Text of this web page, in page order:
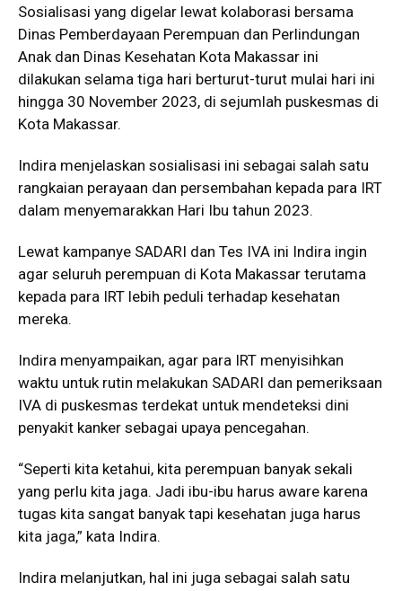
Sosialisasi yang digelar lewat kolaborasi bersama
Dinas Pemberdayaan Perempuan dan Perlindungan
Anak dan Dinas Kesehatan Kota Makassar ini
dilakukan selama tiga hari berturut-turut mulai hari ini
hingga 30 November 2023, di sejumlah puskesmas di
Kota Makassar.
Indira menjelaskan sosialisasi ini sebagai salah satu
rangkaian perayaan dan persembahan kepada para IRT
dalam menyemarakkan Hari Ibu tahun 2023.
Lewat kampanye SADARI dan Tes IVA ini Indira ingin
agar seluruh perempuan di Kota Makassar terutama
kepada para IRT lebih peduli terhadap kesehatan
mereka.
Indira menyampaikan, agar para IRT menyisihkan
waktu untuk rutin melakukan SADARI dan pemeriksaan
IVA di puskesmas terdekat untuk mendeteksi dini
penyakit kanker sebagai upaya pencegahan.
“Seperti kita ketahui, kita perempuan banyak sekali
yang perlu kita jaga. Jadi ibu-ibu harus aware karena
tugas kita sangat banyak tapi kesehatan juga harus
kita jaga,” kata Indira.
Indira melanjutkan, hal ini juga sebagai salah satu